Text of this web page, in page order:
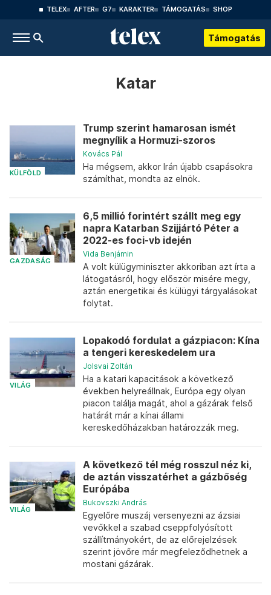
TELEX AFTER G7 KARAKTER TÁMOGATÁS SHOP
Támogatás
Katar
KÜLFÖLD
Trump szerint hamarosan ismét
megnyílik a Hormuzi-szoros
Kovács Pál
Ha mégsem, akkor Irán újabb csapásokra
számíthat, mondta az elnök.
GAZDASÁG
6,5 millió forintért szállt meg egy
napra Katarban Szijjártó Péter a
2022-es foci-vb idején
Vida Benjámin
A volt külügyminiszter akkoriban azt írta a
látogatásról, hogy először misére megy,
aztán energetikai és külügyi tárgyalásokat
folytat.
VILÁG
Lopakodó fordulat a gázpiacon: Kína
a tengeri kereskedelem ura
Jolsvai Zoltán
Ha a katari kapacitások a következő
években helyreállnak, Európa egy olyan
piacon találja magát, ahol a gázárak felső
határát már a kínai állami
kereskedőházakban határozzák meg.
VILÁG
A következő tél még rosszul néz ki,
de aztán visszatérhet a gázbőség
Európába
Bukovszki András
Egyelőre muszáj versenyezni az ázsiai
vevőkkel a szabad cseppfolyósított
szállítmányokért, de az előrejelzések
szerint jövőre már megfeleződhetnek a
mostani gázárak.